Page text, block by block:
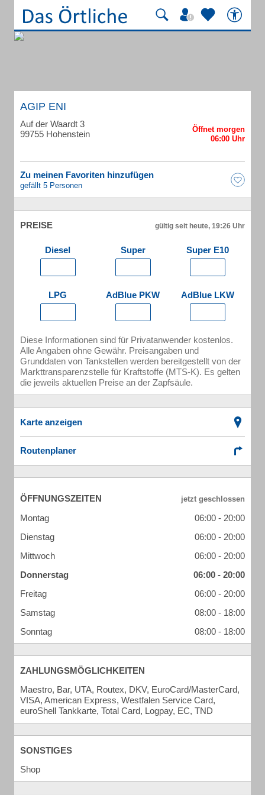
AGIP ENI
Auf der Waardt 3
99755 Hohenstein
Zu meinen Favoriten hinzufügen
gefällt 5 Personen
PREISE gültig seit heute, 19:26 Uhr
Diesel Super Super E10
LPG AdBlue PKW AdBlue LKW
Diese Informationen sind für Privatanwender kostenlos.
Alle Angaben ohne Gewähr. Preisangaben und
Grunddaten von Tankstellen werden bereitgestellt von der
Markttransparenzstelle für Kraftstoffe (MTS-K). Es gelten
die jeweils aktuellen Preise an der Zapfsäule.
Karte anzeigen
Routenplaner
ÖFFNUNGSZEITEN
Montag
06:00 - 20:00
Dienstag
06:00 - 20:00
Mittwoch
06:00 - 20:00
Donnerstag
06:00 - 20:00
Freitag
06:00 - 20:00
Samstag
08:00 - 18:00
Sonntag
08:00 - 18:00
ZAHLUNGSMÖGLICHKEITEN
Maestro, Bar, UTA, Routex, DKV, EuroCard/MasterCard,
VISA, American Express, Westfalen Service Card,
euroShell Tankkarte, Total Card, Logpay, EC, TND
SONSTIGES
Shop